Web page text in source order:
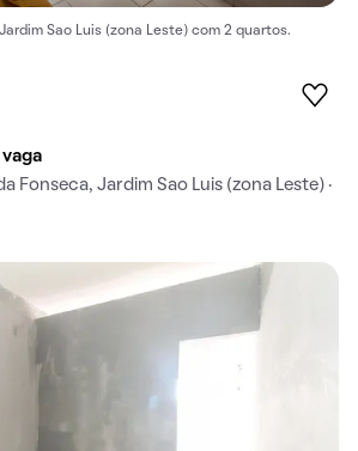
Sao Luis (zona Leste) com 2 quartos.
vaga
Fonseca, Jardim Sao Luis (zona Leste) ·